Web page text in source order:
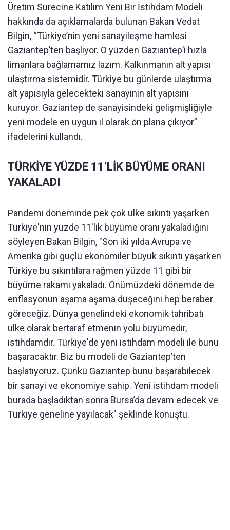
Üretim Sürecine Katılım Yeni Bir İstihdam Modeli
hakkında da açıklamalarda bulunan Bakan Vedat
Bilgin, “Türkiye’nin yeni sanayileşme hamlesi
Gaziantep’ten başlıyor. O yüzden Gaziantep’i hızla
limanlara bağlamamız lazım. Kalkınmanın alt yapısı
ulaştırma sistemidir. Türkiye bu günlerde ulaştırma
alt yapısıyla gelecekteki sanayinin alt yapısını
kuruyor. Gaziantep de sanayisindeki gelişmişliğiyle
yeni modele en uygun il olarak ön plana çıkıyor”
ifadelerini kullandı.
TÜRKİYE YÜZDE 11’LİK BÜYÜME ORANI
YAKALADI
Pandemi döneminde pek çok ülke sıkıntı yaşarken
Türkiye'nin yüzde 11'lik büyüme oranı yakaladığını
söyleyen Bakan Bilgin, "Son iki yılda Avrupa ve
Amerika gibi güçlü ekonomiler büyük sıkıntı yaşarken
Türkiye bu sıkıntılara rağmen yüzde 11 gibi bir
büyüme rakamı yakaladı. Önümüzdeki dönemde de
enflasyonun aşama aşama düşeceğini hep beraber
göreceğiz. Dünya genelindeki ekonomik tahribatı
ülke olarak bertaraf etmenin yolu büyümedir,
istihdamdır. Türkiye'de yeni istihdam modeli ile bunu
başaracaktır. Biz bu modeli de Gaziantep’ten
başlatıyoruz. Çünkü Gaziantep bunu başarabilecek
bir sanayi ve ekonomiye sahip. Yeni istihdam modeli
burada başladıktan sonra Bursa’da devam edecek ve
Türkiye geneline yayılacak" şeklinde konuştu.